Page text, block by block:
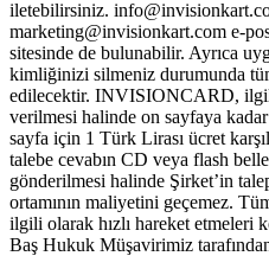
iletebilirsiniz.
marketing@invisionkart.com e-
sitesinde de bulunabilir. Ayrıca
kimliğinizi silmeniz durumunda
edilecektir. INVISIONCARD,
verilmesi halinde on sayfaya
sayfa için 1 Türk Lirası ücret
talebe cevabın CD veya flash
gönderilmesi halinde Şirket’in
ortamının maliyetini geçemez.
ilgili olarak hızlı hareket etmeleri
Baş Hukuk Müşavirimiz